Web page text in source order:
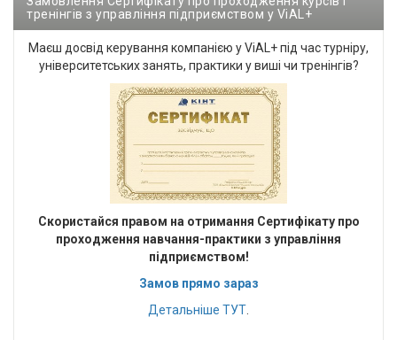
тренінгів з управління підприємством у ViAL+
Маєш досвід керування компанією у ViAL+ під час турніру,
університетських занять, практики у виші чи тренінгів?
Cкористайся правом на отримання Сертифікату про
проходження навчання-практики з управління
підприємством!
Замов прямо зараз
Детальніше ТУТ.